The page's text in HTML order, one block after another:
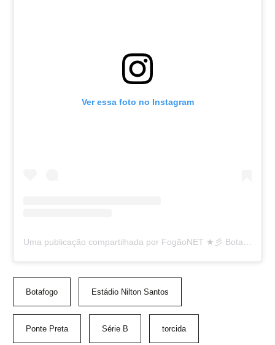
Ver essa foto no Instagram
Botafogo Estádio Nilton Santos
Ponte Preta Série B torcida